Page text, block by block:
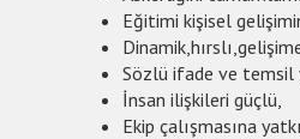
Eğitimi kişisel
Sözlü ifade ve temsil
İnsan ilişkileri güçlü,
Ekip çalışmasına